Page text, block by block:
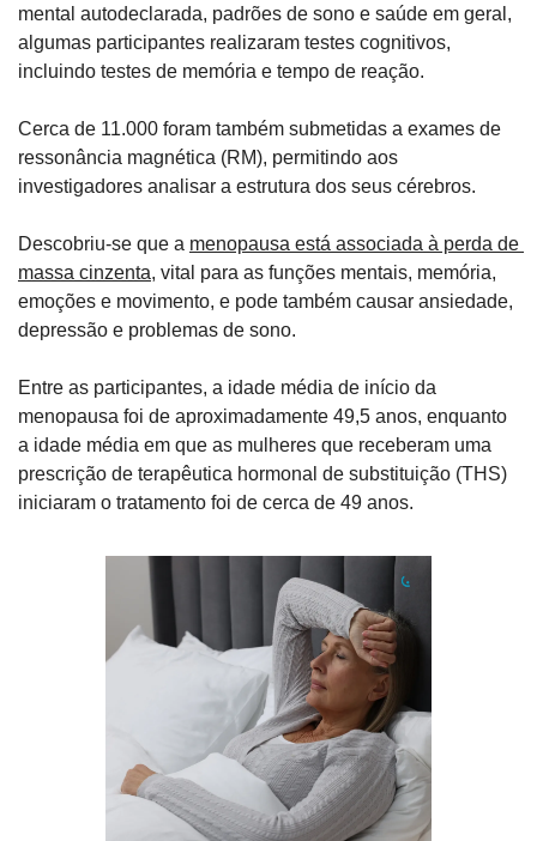
mental autodeclarada, padrões de sono e saúde em geral,
algumas participantes realizaram testes cognitivos,
incluindo testes de memória e tempo de reação.
Cerca de 11.000 foram também submetidas a exames de
ressonância magnética (RM), permitindo aos
investigadores analisar a estrutura dos seus cérebros.
Descobriu-se que a menopausa está associada à perda de
massa cinzenta, vital para as funções mentais, memória,
emoções e movimento, e pode também causar ansiedade,
depressão e problemas de sono.
Entre as participantes, a idade média de início da
menopausa foi de aproximadamente 49,5 anos, enquanto
a idade média em que as mulheres que receberam uma
prescrição de terapêutica hormonal de substituição (THS)
iniciaram o tratamento foi de cerca de 49 anos.